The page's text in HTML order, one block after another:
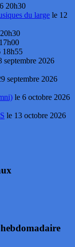
20h30
du large le 12
18h55
septembre 2026
septembre 2026
le 6 octobre 2026
le 13 octobre 2026